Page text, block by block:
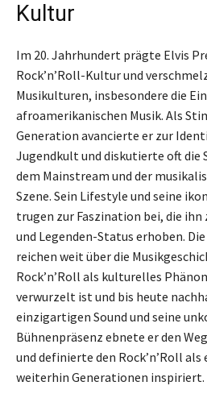
Kultur
Im 20. Jahrhundert prägte Elvis
Rock’n’Roll-Kultur und
Musikulturen, insbesondere die
afroamerikanischen Musik. Als
Generation avancierte er zur
Jugendkult und diskutierte oft die
dem Mainstream und der
Szene. Sein Lifestyle und seine
trugen zur Faszination bei, die
und Legenden-Status erhoben.
reichen weit über die
Rock’n’Roll als kulturelles
verwurzelt ist und bis heute
einzigartigen Sound und seine
Bühnenpräsenz ebnete er den
und definierte den Rock’n’Roll als
weiterhin Generationen inspiriert.